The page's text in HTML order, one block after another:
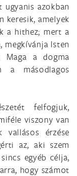
ugyanis azokban
keresik, amelyek
a hithez; mert a
megkívánja Isten
Maga a dogma
a másodlagos
felfogjuk,
viszony van
érzése
az, aki szem
egyéb célja,
hogy számot